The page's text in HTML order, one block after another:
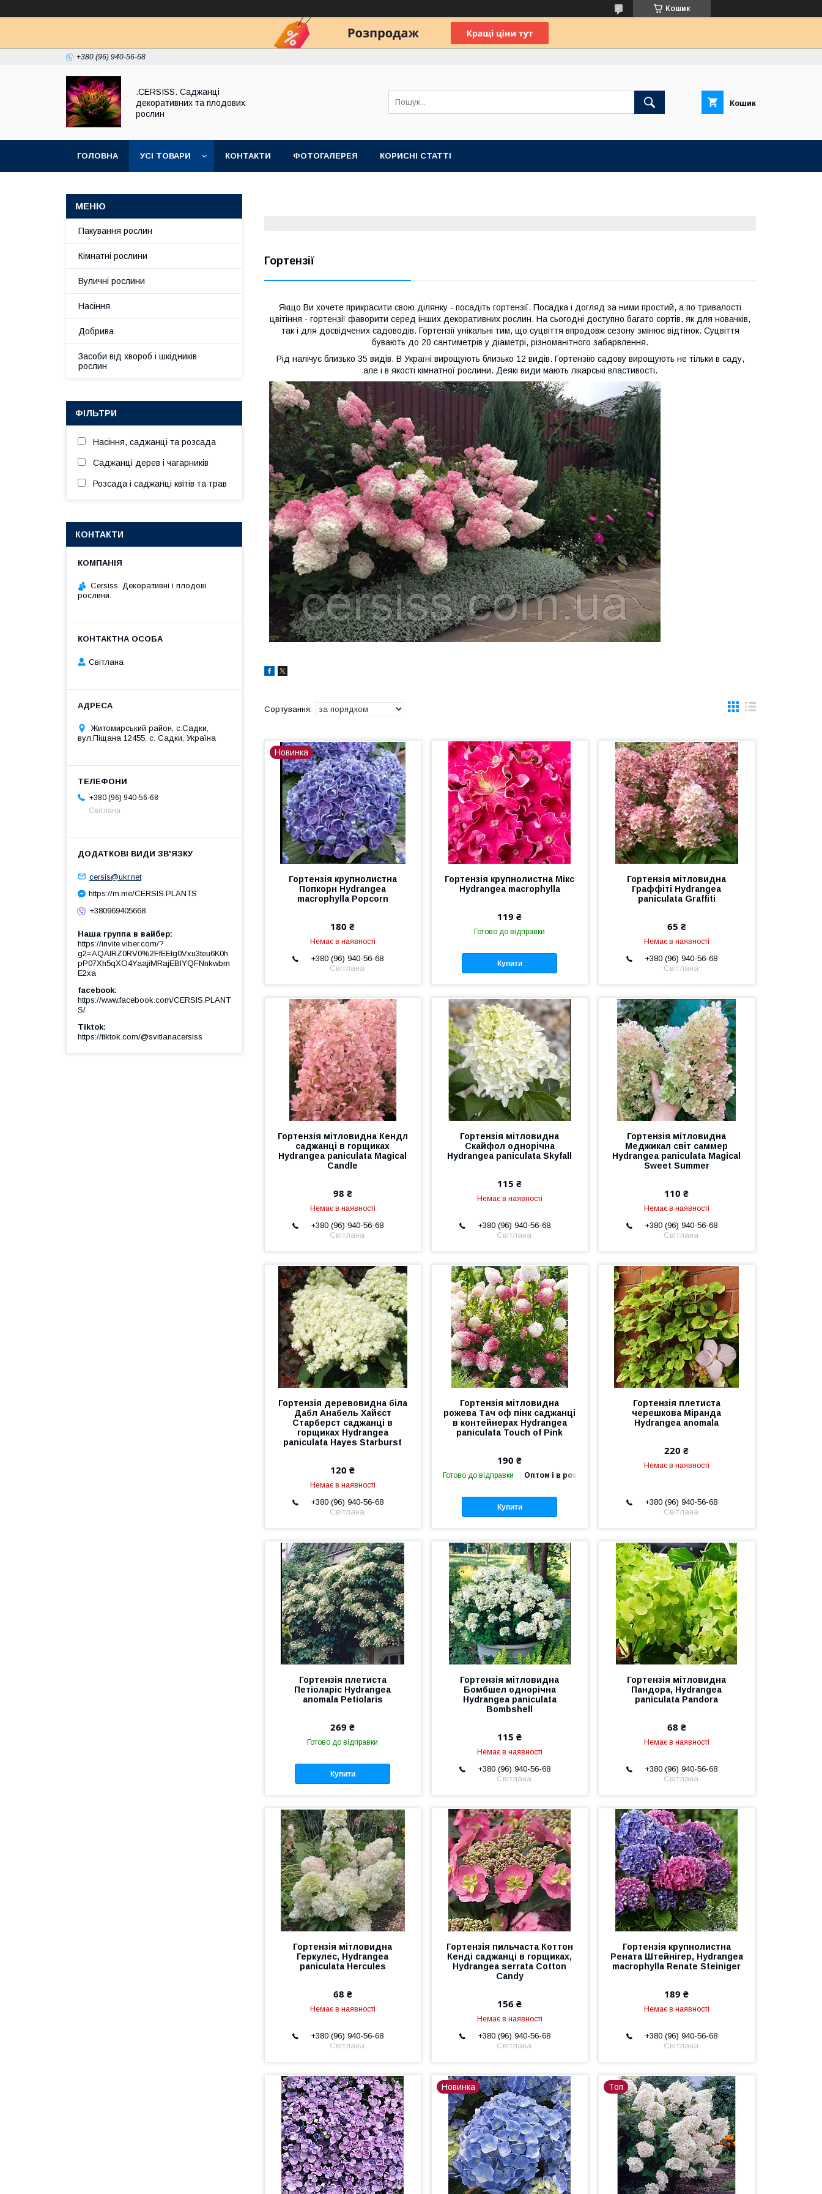
Кошик
+380 (96) 940-56-68
.CERSISS. Саджанці
декоративних та плодових
рослин
Кошик
ГОЛОВНА УСІ ТОВАРИ КОНТАКТИ ФОТОГАЛЕРЕЯ КОРИСНІ СТАТТІ
Гортензії
Якщо Ви хочете прикрасити свою ділянку - посадіть гортензії. Посадка і догляд за ними простий, а по тривалості
цвітіння - гортензії фаворити серед інших декоративних рослин. На сьогодні доступно багато сортів, як для новачків,
так і для досвідчених садоводів. Гортензії унікальні тим, що суцвіття впродовж сезону змінює відтінок. Суцвіття
бувають до 20 сантиметрів у діаметрі, різноманітного забарвлення.
Рід налічує близько 35 видів. В Україні вирощують близько 12 видів. Гортензію садову вирощують не тільки в саду,
але і в якості кімнатної рослини. Деякі види мають лікарські властивості.
Новинка
Гортензія крупнолистна
Попкорн Hydrangea
macrophylla Popcorn
180 ₴
Немає в наявності
+380 (96) 940-56-68
Світлана
Гортензія крупнолистна Мікс
Hydrangea macrophylla
119 ₴
Готово до відправки
Купити
Гортензія мітловидна
Граффіті Hydrangea
paniculata Graffiti
65 ₴
Немає в наявності
+380 (96) 940-56-68
Світлана
Гортензія мітловидна Кендл
саджанці в горщиках
Hydrangea paniculata Magical
Candle
98 ₴
Немає в наявності
+380 (96) 940-56-68
Світлана
Гортензія мітловидна
Скайфол однорічна
Hydrangea paniculata Skyfall
115 ₴
Немає в наявності
+380 (96) 940-56-68
Світлана
Гортензія мітловидна
Меджикал світ саммер
Hydrangea paniculata Magical
Sweet Summer
110 ₴
Немає в наявності
+380 (96) 940-56-68
Світлана
Гортензія деревовидна біла
Дабл Анабель Хайєст
Старберст саджанці в
горщиках Hydrangea
paniculata Hayes Starburst
120 ₴
Немає в наявності
+380 (96) 940-56-68
Світлана
Гортензія мітловидна
рожева Тач оф пінк саджанці
в контейнерах Hydrangea
paniculata Touch of Pink
190 ₴
Готово до відправки Оптом і в роздріб
Купити
Гортензія плетиста
черешкова Міранда
Hydrangea anomala
220 ₴
Немає в наявності
+380 (96) 940-56-68
Світлана
Гортензія плетиста
Петіоларіс Hydrangea
anomala Petiolaris
269 ₴
Готово до відправки
Купити
Гортензія мітловидна
Бомбшел однорічна
Hydrangea paniculata
Bombshell
115 ₴
Немає в наявності
+380 (96) 940-56-68
Світлана
Гортензія мітловидна
Пандора, Hydrangea
paniculata Pandora
68 ₴
Немає в наявності
+380 (96) 940-56-68
Світлана
Гортензія мітловидна
Геркулес, Hydrangea
paniculata Hercules
68 ₴
Немає в наявності
+380 (96) 940-56-68
Світлана
Гортензія пильчаста Коттон
Кенді саджанці в горщиках,
Hydrangea serrata Cotton
Candy
156 ₴
Немає в наявності
+380 (96) 940-56-68
Світлана
Гортензія крупнолистна
Рената Штейнігер, Hydrangea
macrophylla Renate Steiniger
189 ₴
Немає в наявності
+380 (96) 940-56-68
Світлана
Новинка Топ
Пакування рослин
Кімнатні рослини
Вуличні рослини
Насіння
Добрива
Засоби від хвороб і шкідників
рослин
ФІЛЬТРИ
Насіння, саджанці та розсада
Саджанці дерев і чагарників
Розсада і саджанці квітів та трав
КОНТАКТИ
Cersiss. Декоративні і плодові
рослини.
Світлана
Житомирський район, с.Садки,
вул.Піщана 12455, с. Садки, Україна
+380 (96) 940-56-68
Світлана
cersis@ukr.net
https://m.me/CERSIS.PLANTS
+380969405668
Наша группа в вайбер
https://invite.viber.com/?
g2=AQAIRZ0RV0%2FfEEtg0Vxu3teu6K0h
pP07Xh5qXO4YaajiMRajEBIYQFNnkwbm
E2xa
facebook
https://www.facebook.com/CERSIS.PLANT
S/
Tiktok
https://tiktok.com/@svitlanacersiss